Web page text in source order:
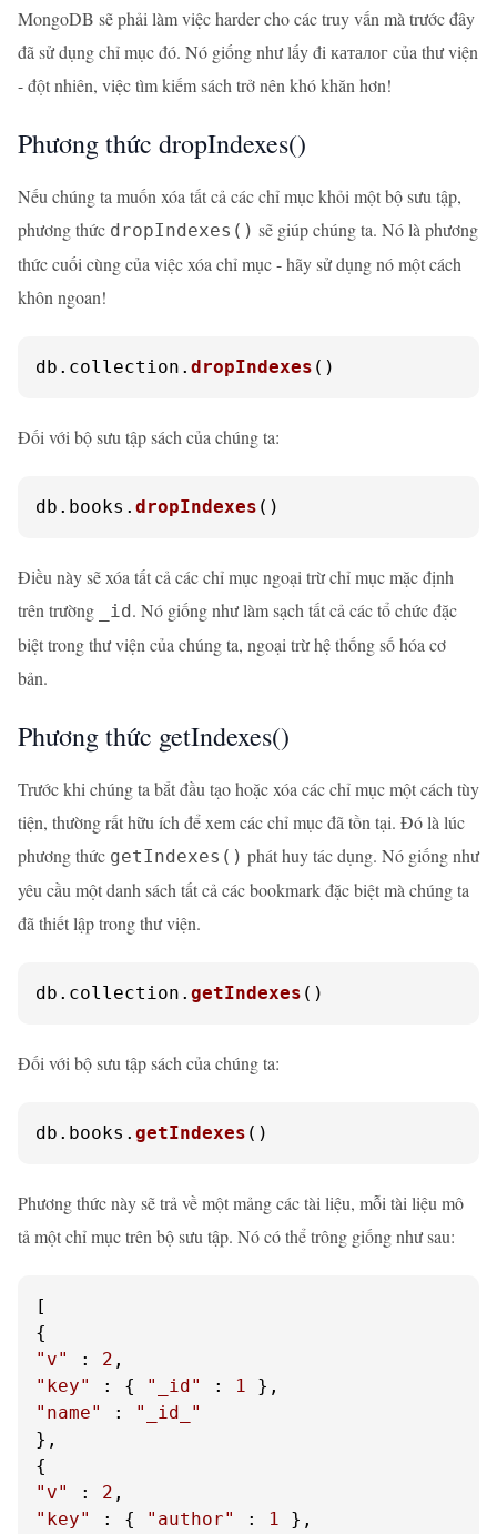
MongoDB sẽ phải làm việc harder cho các truy vấn mà trước đây
đã sử dụng chỉ mục đó. Nó giống như lấy đi каталог của thư viện
- đột nhiên, việc tìm kiếm sách trở nên khó khăn hơn!
Phương thức dropIndexes()
Nếu chúng ta muốn xóa tất cả các chỉ mục khỏi một bộ sưu tập,
phương thức dropIndexes() sẽ giúp chúng ta. Nó là phương
thức cuối cùng của việc xóa chỉ mục - hãy sử dụng nó một cách
khôn ngoan!
db. collection . dropIndexes ()
Đối với bộ sưu tập sách của chúng ta:
db. books . dropIndexes ()
Điều này sẽ xóa tất cả các chỉ mục ngoại trừ chỉ mục mặc định
trên trường
_id. Nó giống như làm sạch tất cả các tổ chức đặc
biệt trong thư viện của chúng ta, ngoại trừ hệ thống số hóa cơ
bản.
Phương thức getIndexes()
Trước khi chúng ta bắt đầu tạo hoặc xóa các chỉ mục một cách tùy
tiện, thường rất hữu ích để xem các chỉ mục đã tồn tại. Đó là lúc
phương thức getIndexes() phát huy tác dụng. Nó giống như
yêu cầu một danh sách tất cả các bookmark đặc biệt mà chúng ta
đã thiết lập trong thư viện.
db. collection . getIndexes ()
Đối với bộ sưu tập sách của chúng ta:
db. books . getIndexes ()
Phương thức này sẽ trả về một mảng các tài liệu, mỗi tài liệu mô
tả một chỉ mục trên bộ sưu tập. Nó có thể trông giống như sau:
[
"v"
: 2
"key"
: { "_id" : 1
"name"
:
"_id_"
},
"v"
: 2
"key"
: { "author" : 1